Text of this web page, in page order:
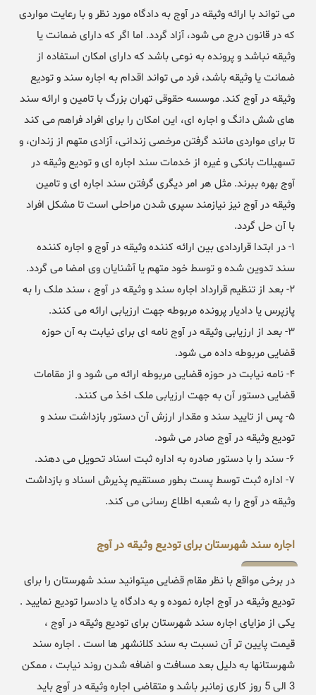
می تواند با ارائه وثیقه در آوج به دادگاه مورد نظر و با رعایت مواردی
که در قانون درج می شود، آزاد گردد. اما اگر که دارای ضمانت یا
وثیقه نباشد و پرونده به نوعی باشد که دارای امکان استفاده از
ضمانت یا وثیقه باشد، فرد می تواند اقدام به اجاره سند و تودیع
وثیقه در آوج کند. موسسه حقوقی تهران بزرگ با تامین و ارائه سند
های شش دانگ و اجاره ای، این امکان را برای افراد فراهم می کند
تا برای مواردی مانند گرفتن مرخصی زندانی، آزادی متهم از زندان، و
تسهیلات بانکی و غیره از خدمات سند اجاره ای و تودیع وثیقه در
آوج بهره ببرند. مثل هر امر دیگری گرفتن سند اجاره ای و تامین
وثیقه در آوج نیز نیازمند سپری شدن مراحلی است تا مشکل افراد
با آن حل گردد.
۱- در ابتدا قراردادی بین ارائه کننده وثیقه در آوج و اجاره کننده
سند تدوین شده و توسط خود متهم یا آشنایان وی امضا می گردد.
۲- بعد از تنظیم قرارداد اجاره سند و وثیقه در آوج ، سند ملک را به
پازپرس یا دادیار پرونده مربوطه جهت ارزیابی ارائه می کنند.
۳- بعد از ارزیابی وثیقه در آوج نامه ای برای نیابت به آن حوزه
قضایی مربوطه داده می شود.
۴- نامه نیابت در حوزه قضایی مربوطه ارائه می شود و از مقامات
قضایی دستور آن به جهت ارزیابی ملک اخذ می کنند.
۵- پس از تایید سند و مقدار ارزش آن دستور بازداشت سند و
تودیع وثیقه در آوج صادر می شود.
۶- سند را با دستور صادره به اداره ثبت اسناد تحویل می دهند.
۷- اداره ثبت توسط پست بطور مستقیم پذیرش اسناد و بازداشت
وثیقه در آوج را به شعبه اطلاع رسانی می کند.
اجاره سند شهرستان برای تودیع وثیقه در آوج
در برخی مواقع با نظر مقام قضایی میتوانید سند شهرستان را برای
تودیع وثیقه در آوج اجاره نموده و به دادگاه یا دادسرا تودیع نمایید .
یکی از مزایای اجاره سند شهرستان برای تودیع وثیقه در آوج ،
قیمت پایین تر آن نسبت به سند کلانشهر ها است . اجاره سند
شهرستانها به دلیل بعد مسافت و اضافه شدن روند نیابت ، ممکن
3 الی 5 روز کاری زمانبر باشد و متقاضی اجاره وثیقه در آوج باید